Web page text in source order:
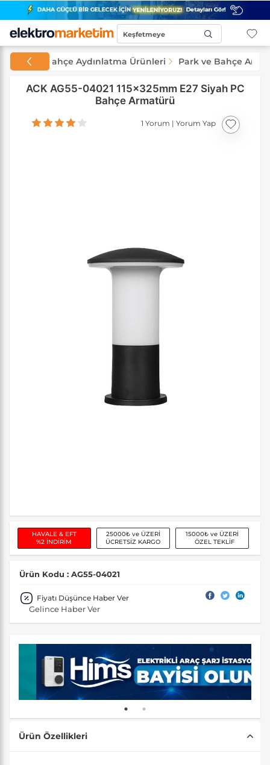
Keşfetmeye
Başla...
Bahçe Aydınlatma Ürünleri Park ve Bahçe
ACK AG55-04021 115x325mm E27 Siyah PC
Bahçe Armatürü
1 Yorum | Yorum Yap
HAVALE & EFT
%2 İNDİRİM
25000₺ ve ÜZERİ
ÜCRETSİZ KARGO
15000₺ ve ÜZERİ
ÖZEL TEKLİF
Ürün Kodu : AG55-04021
Fiyatı Düşünce Haber Ver
Gelince Haber Ver
Ürün Özellikleri